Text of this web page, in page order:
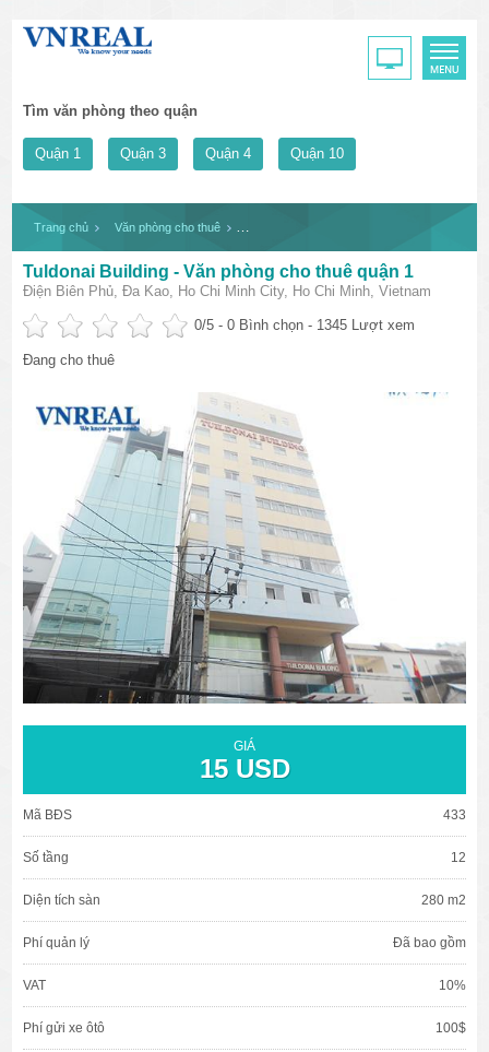
Tìm văn phòng theo quận
Quận 1 Quận 3 Quận 4 Quận 10
Trang chủ Văn phòng cho thuê
Tuldonai Building - Văn phòng cho thuê quận 1
Điện Biên Phủ, Đa Kao, Ho Chi Minh City, Ho Chi Minh, Vietnam
0/5 -0 Bình chọn - 1345 Lượt xem
Đang cho thuê
GIÁ
15 USD
Mã BĐS 433
Số tầng 12
Diện tích sàn 280 m2
Phí quản lý Đã bao gồm
VAT 10%
Phí gửi xe ôtô 100$
văn phòng cho thuê quận 3
văn phòng quận 1
văn phòng quận 3